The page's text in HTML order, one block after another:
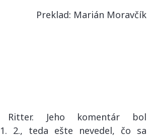
Preklad: Marián Moravčík
Ritter. Jeho komentár bol
2., teda ešte nevedel, čo sa